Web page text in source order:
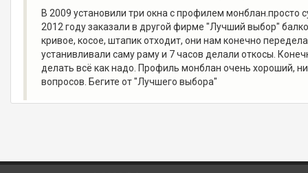
В 2009 установили три окна с профилем
2012 году заказали в другой фирме "Лучший выбор"
кривое, косое, штапик отходит, они нам конечно
устанивливали саму раму и 7 часов делали откосы.
делать всё как надо. Профиль монблан очень хороший,
вопросов. Бегите от "Лучшего выбора"